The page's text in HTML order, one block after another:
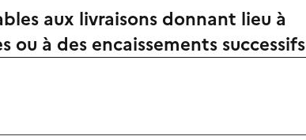
aux livraisons donnant lieu à
à des encaissements successifs